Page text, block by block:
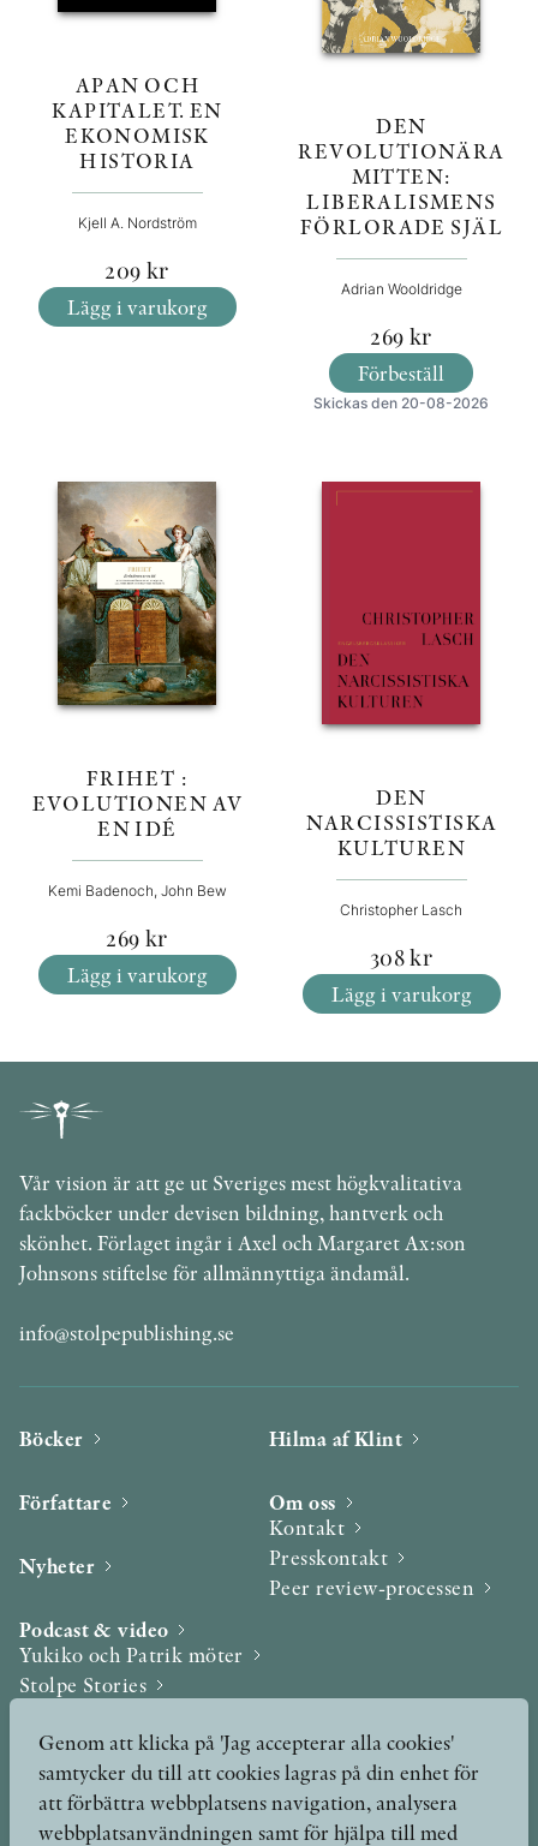
APAN OCH
KAPITALET. EN
EKONOMISK
HISTORIA
Kjell A. Nordström
209 kr
Lägg i varukorg
DEN
REVOLUTIONÄRA
MITTEN:
LIBERALISMENS
FÖRLORADE SJÄL
Adrian Wooldridge
269 kr
Förbeställ
Skickas den 20-08-2026
FRIHET :
EVOLUTIONEN AV
EN IDÉ
Kemi Badenoch, John Bew
269 kr
Lägg i varukorg
DEN
NARCISSISTISKA
KULTUREN
Christopher Lasch
308kr
Lägg i varukorg
Vår vision är att ge ut Sveriges mest högkvalitativa
fackböcker under devisen bildning, hantverk och
skönhet. Förlaget ingår i Axel och Margaret Ax:son
Johnsons stiftelse för allmännyttiga ändamål.
info@stolpepublishing.se
Böcker
Författare
Nyheter
Podcast & video
Yukiko och Patrik möter
Stolpe Stories
Utmärkelser & Format
Utmärkelser
Övriga format
Hilma af Klint
Om oss
Kontakt
Presskontakt
Peer review-processen
Genom att klicka på 'Jag accepterar alla cookies'
samtycker du till att cookies lagras på din enhet för
att förbättra webbplatsens navigation, analysera
webbplatsanvändningen samt för hjälpa till med